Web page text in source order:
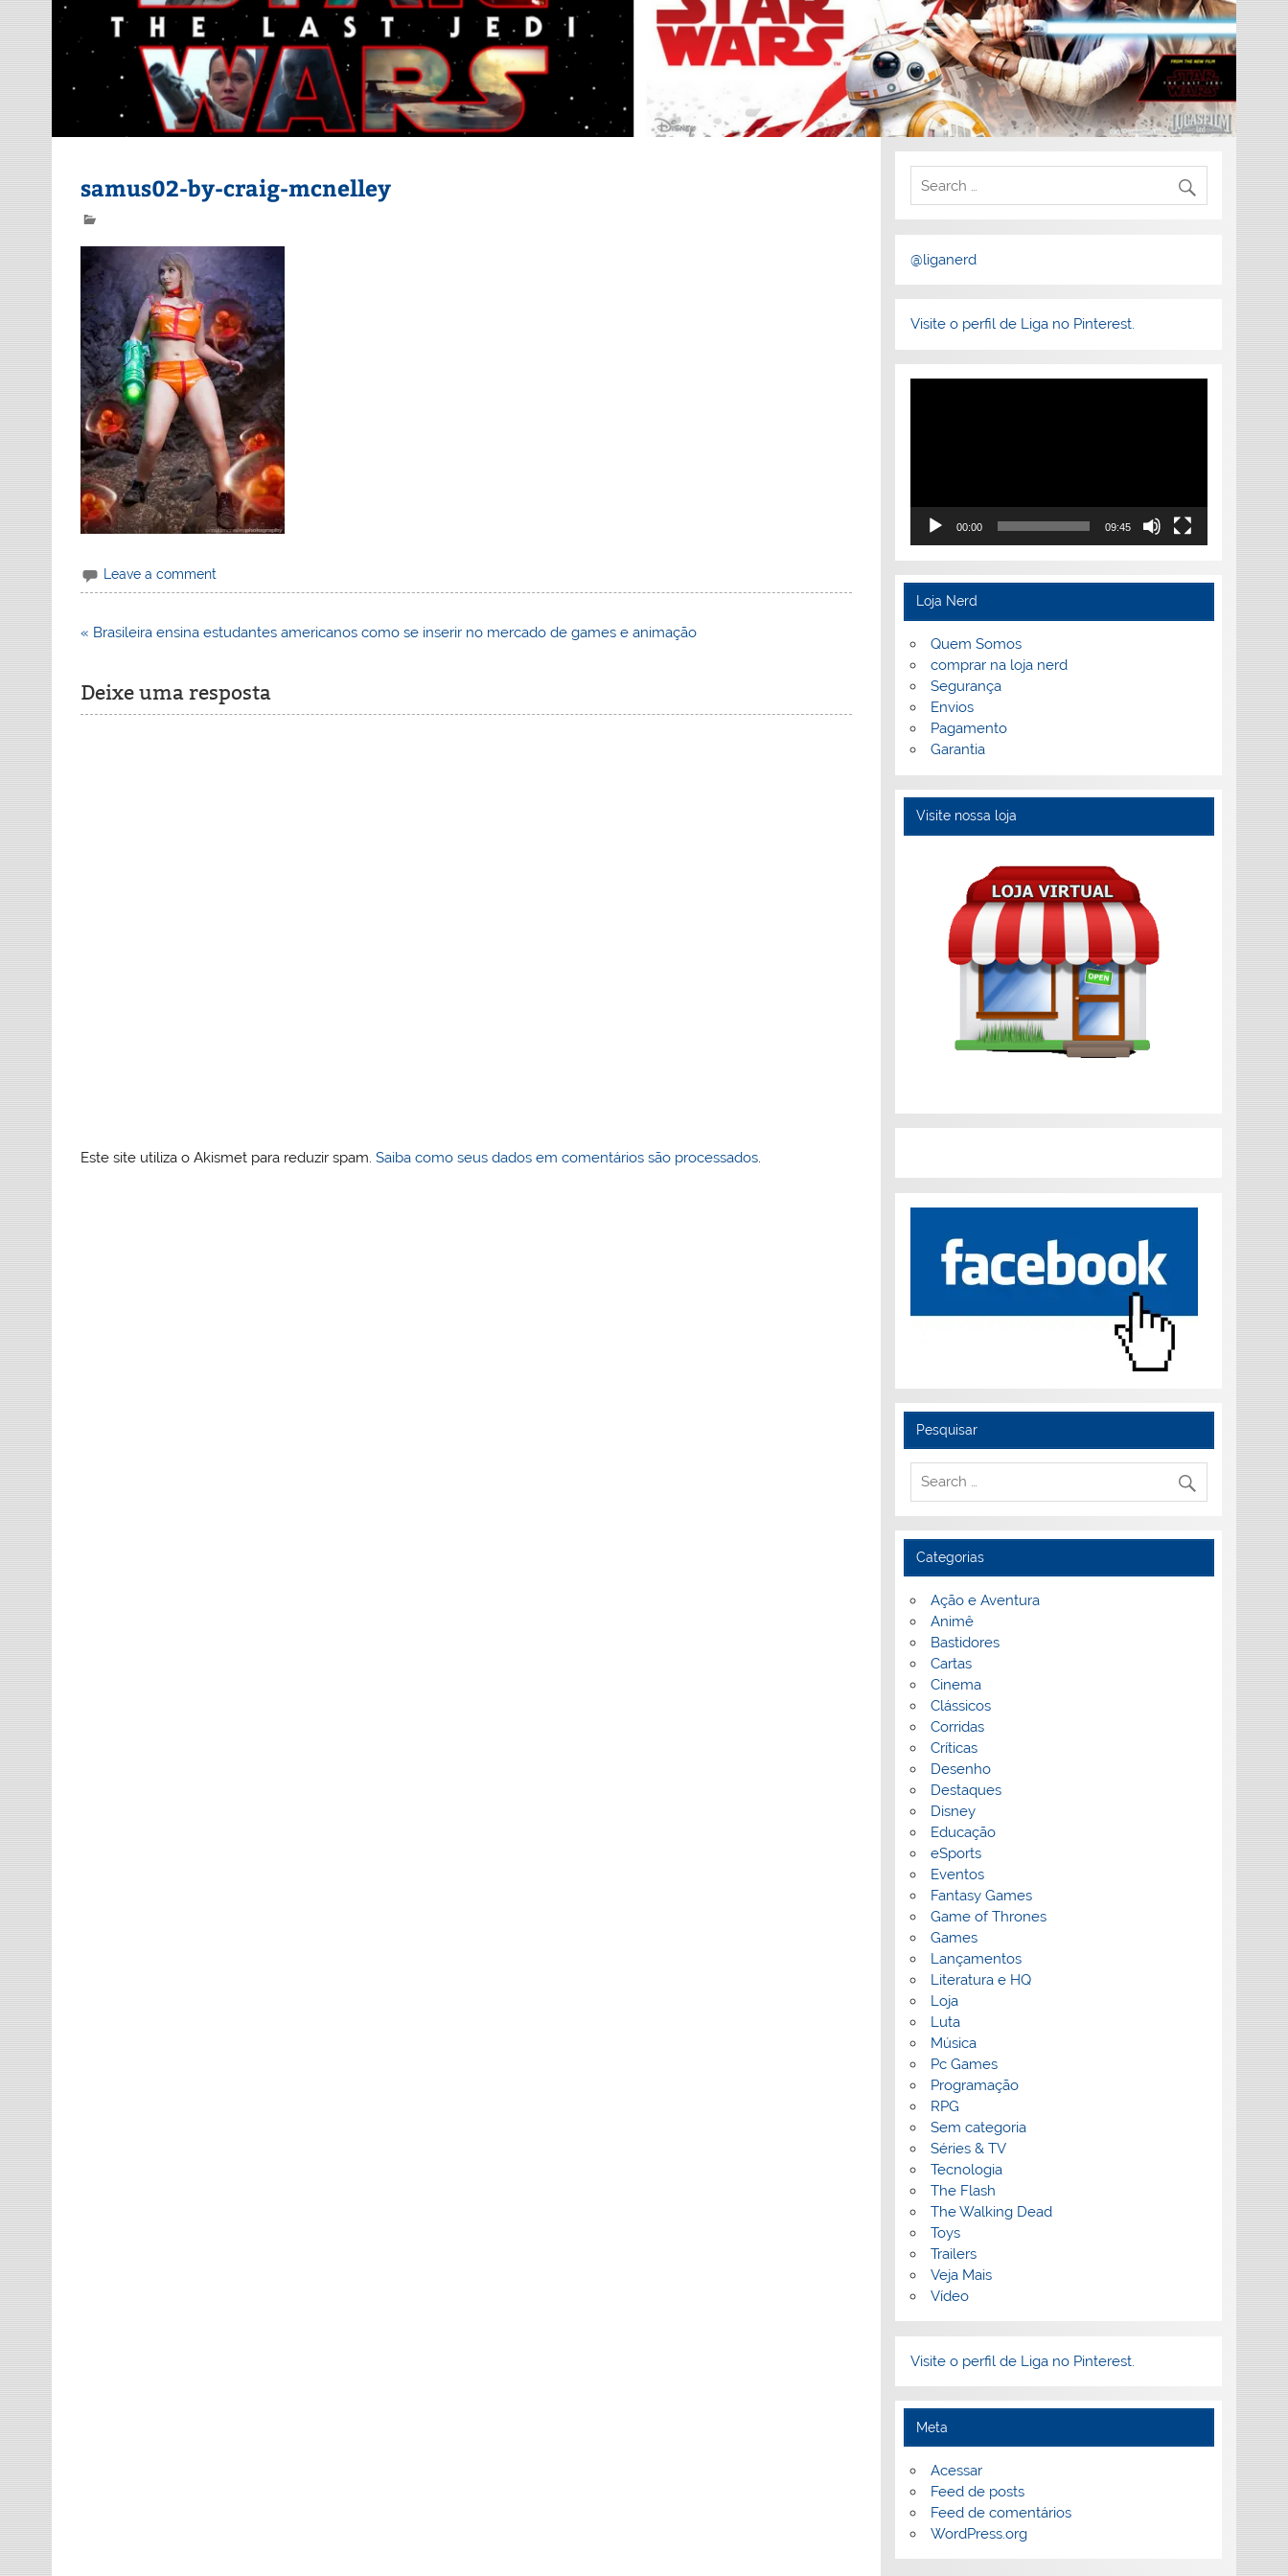
samus02-by-craig-mcnelley
Leave a comment
Navegação
« Brasileira ensina estudantes americanos como se inserir no mercado de games e animação
Deixe uma resposta
Este site utiliza o Akismet para reduzir spam.Saiba como seus dados em comentários são processados.
@liganerd
Visite o perfil de Liga no Pinterest.
Tocador
00:00 09:45
Loja Nerd
Quem Somos
comprar na loja nerd
Segurança
Envios
Pagamento
Garantia
Visite nossa loja
Pesquisar
Categorias
Ação e Aventura
Animê
Bastidores
Cartas
Cinema
Clássicos
Corridas
Críticas
Desenho
Destaques
Disney
Educação
eSports
Eventos
Fantasy Games
Game of Thrones
Games
Lançamentos
Literatura e HQ
Loja
Luta
Música
Pc Games
Programação
RPG
Sem categoria
Séries & TV
Tecnologia
The Flash
The Walking Dead
Toys
Trailers
Veja Mais
Vídeo
Visite o perfil de Liga no Pinterest.
Meta
Acessar
Feed de posts
Feed de comentários
WordPress.org